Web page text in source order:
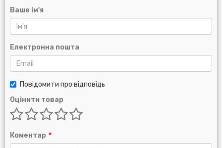
Ваше ім'я
Електронна пошта
Повідомити про відповідь
Оцінити товар
Коментар *